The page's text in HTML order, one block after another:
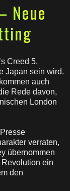
Neue
Creed 5,
Japan sein wird.
auch
Rede davon,
London
verraten,
übernommen
ein
den